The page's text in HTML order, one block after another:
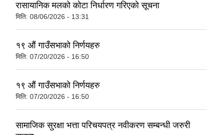
रासायानिक मलको कोटा निर्धारण गरिएको सूचना
मिति: 08/06/2026 - 13:31
१९ औं गाउँसभाको निर्णयहरु
मिति: 07/20/2026 - 16:50
१९ औं गाउँसभाको निर्णयहरु
मिति: 07/20/2026 - 16:50
सामाजिक सुरक्षा भत्ता परिचयपत्र नवीकरण सम्बन्धी जरुरी